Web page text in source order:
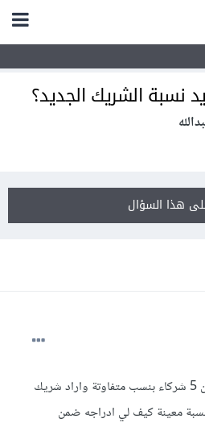
نسبة الشريك الجديد؟
هذا السؤال
السلام عليكم شركة متكونة من 5 شركاء بنسب متفاوتة واراد شريك
معينة كيف لي ادراجه ضمن